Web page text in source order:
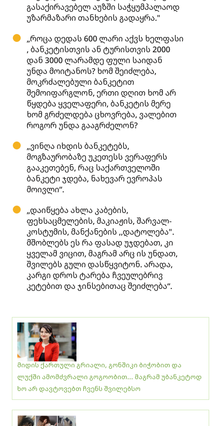
გასაქირავებელ აუზში საჭყუმპალაოდ
უზარმაზარი თანხების გადაყრა."
„როცა დედას 600 ლარი აქვს ხელფასი
, ბანკეტისთვის ან ტურისთვის 2000
დან 3000 ლარამდე ფული საიდან
უნდა მოიტანოს? ხომ შეიძლება,
მოკრძალებული ბანკეტით
შემოიფარგლონ, ერთი დღით ხომ არ
წყდება ყველაფერი, ბანკეტის მერე
ხომ გრძელდება ცხოვრება, ვალებით
როგორ უნდა გააგრძელონ?
„ვინღა იხდის ბანკეტებს,
მოგზაურობაზე უკეთესს ვერაფერს
გააკეთებენ, რაც საქართველოში
ბანკეტი ჯდება, ნახევარ ევროპას
მოივლი“.
„დაიწყება ახლა კაბების,
ფეხსაცმელების, მაკიაჟის, შარვალ-
კოსტუმის, მანქანების ,,დატოლება".
მშობლებს ეს რა ფასად უჯდებათ, კი
ყველამ ვიცით, მაგრამ არც ის უნდათ,
შვილებს გული დასწყვიტონ. არადა,
კარგი დროს ტარება ჩვეულებრივ
კეტებით და ჯინსებითაც შეიძლება“.
მიდის ქართული გრიალი, გონშიკი ბიჭობით და
ლუქში ამომძვრალი გოგოობით... მაგრამ უბანკეტოდ
ხო არ დავტოვებთ ჩვენს შვილებსო